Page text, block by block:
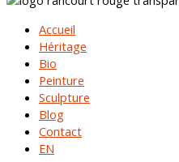
Accueil
Héritage
Bio
Peinture
Sculpture
Blog
Contact
EN